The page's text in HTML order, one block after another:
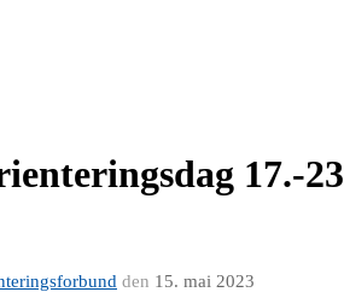
17.-
den 15. mai 2023